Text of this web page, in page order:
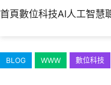
首頁數位科技AI人工智慧
BLOG WWW 數位科技